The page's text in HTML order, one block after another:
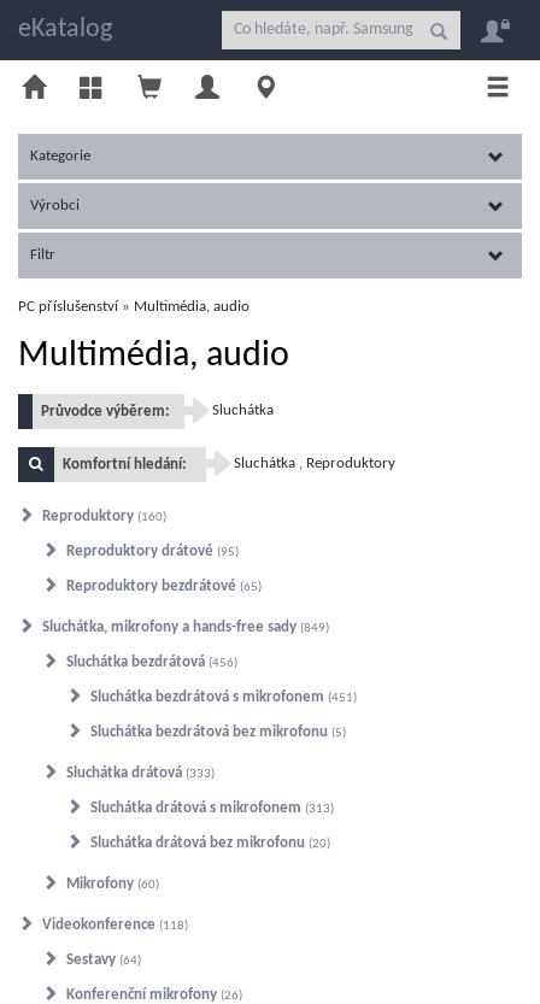
eKatalog
Kategorie
Výrobci
Filtr
PC příslušenství Multimédia, audio
Multimédia, audio
Průvodce výběrem: Sluchátka
Komfortní hledání: Sluchátka , Reproduktory
Reproduktory 160
Reproduktory drátové 95
Reproduktory bezdrátové 65
Sluchátka, mikrofony a hands-free sady 849
Sluchátka bezdrátová 456
Sluchátka bezdrátová s mikrofonem 451
Sluchátka bezdrátová bez mikrofonu 5
Sluchátka drátová 333
Sluchátka drátová s mikrofonem 313
Sluchátka drátová bez mikrofonu 20
Mikrofony 60
Videokonference 118
Sestavy 64
Konferenční mikrofony 26